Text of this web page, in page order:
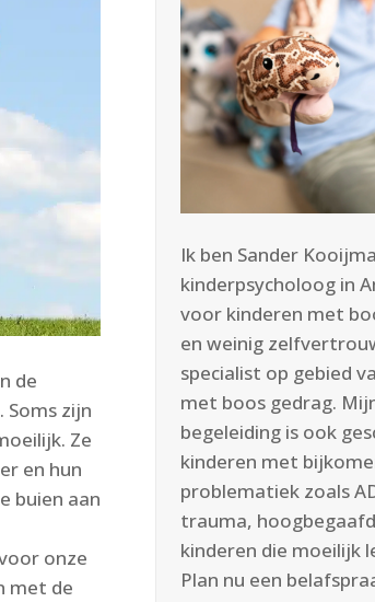
de
zijn
Ze
en hun
buien aan
onze
met de
Ik ben Sander
kinderpsycholoog in
voor kinderen met
en weinig
specialist op gebied
met boos gedrag.
begeleiding is ook
kinderen met
problematiek zoals
trauma,
kinderen die moeilijk
Plan nu een